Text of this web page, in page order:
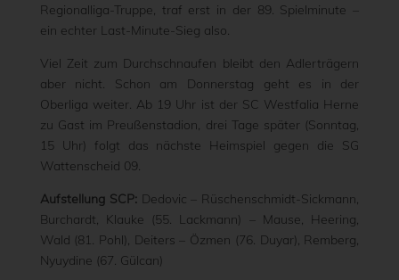
Regionalliga-Truppe, traf erst in der 89. Spielminute –
ein echter Last-Minute-Sieg also.
Viel Zeit zum Durchschnaufen bleibt den Adlerträgern
aber nicht. Schon am Donnerstag geht es in der
Oberliga weiter. Ab 19 Uhr ist der SC Westfalia Herne
zu Gast im Preußenstadion, drei Tage später (Sonntag,
15 Uhr) folgt das nächste Heimspiel gegen die SG
Wattenscheid 09.
Aufstellung SCP: Dedovic – Rüschenschmidt-Sickmann,
Burchardt, Klauke (55. Lackmann) – Mause, Heering,
Wald (81. Pohl), Deiters – Özmen (76. Duyar), Remberg,
Nyuydine (67. Gülcan)